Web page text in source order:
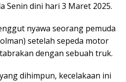
Senin dini hari 3 Maret 2025.
nyawa seorang pemuda
setelah sepeda motor
dengan sebuah truk.
dihimpun, kecelakaan ini